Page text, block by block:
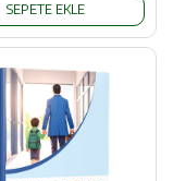
SEPETE EKLE